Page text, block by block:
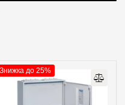
Знижка до 25%